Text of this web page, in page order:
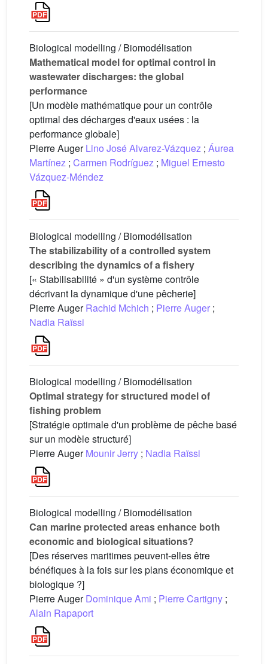
Biological modelling / Biomodélisation
Mathematical model for optimal control in
wastewater discharges: the global
performance
[Un modèle mathématique pour un contrôle
optimal des décharges d'eaux usées : la
performance globale]
Pierre AugerLino José Alvarez-Vázquez ; Áurea
Martínez ; Carmen Rodríguez ; Miguel Ernesto
Vázquez-Méndez
Biological modelling / Biomodélisation
The stabilizability of a controlled system
describing the dynamics of a fishery
[« Stabilisabilité » d'un système contrôle
décrivant la dynamique d'une pêcherie]
Pierre AugerRachid Mchich ; Pierre Auger ;
Nadia Raïssi
Biological modelling / Biomodélisation
Optimal strategy for structured model of
fishing problem
[Stratégie optimale d'un problème de pêche basé
sur un modèle structuré]
Pierre AugerMounir Jerry ; Nadia Raïssi
Biological modelling / Biomodélisation
Can marine protected areas enhance both
economic and biological situations?
[Des réserves maritimes peuvent-elles être
bénéfiques à la fois sur les plans économique et
biologique ?]
Pierre AugerDominique Ami ; Pierre Cartigny ;
Alain Rapaport